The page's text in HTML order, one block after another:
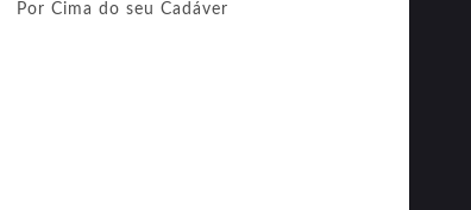
Por Cima do seu Cadáver